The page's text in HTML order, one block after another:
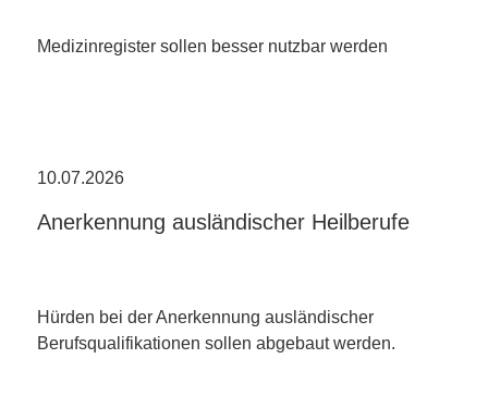
Medizinregister sollen besser nutzbar werden
10.07.2026
Anerkennung ausländischer Heilberufe
Hürden bei der Anerkennung ausländischer
Berufsqualifikationen sollen abgebaut werden.